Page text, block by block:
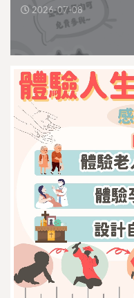
2026-07-08